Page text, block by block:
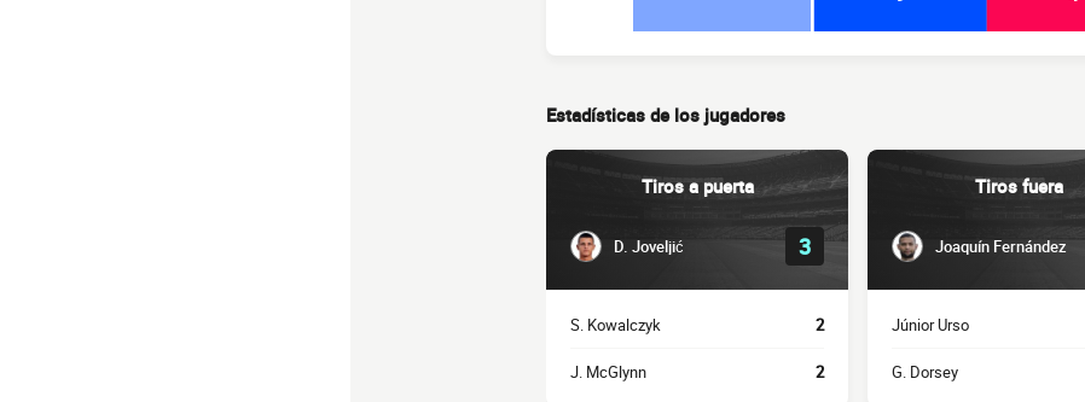
Estadísticas de los jugadores
Tiros a puerta
D. Joveljić 3
S. Kowalczyk 2
J. McGlynn 2
Tiros fuera
Joaquín Fernández
Júnior Urso
G. Dorsey